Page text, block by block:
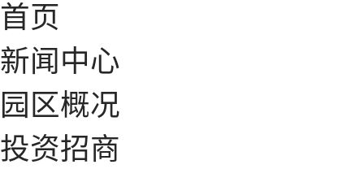
首页
新闻中心
园区概况
投资招商